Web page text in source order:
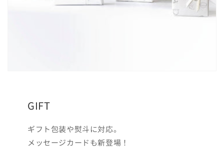
GIFT
ギフト包装や熨斗に対応。
メッセージカードも新登場！